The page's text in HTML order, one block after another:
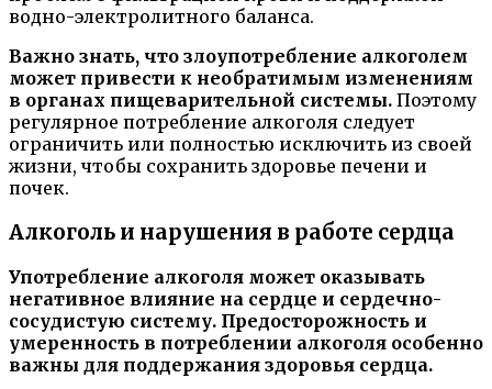
водно-электролитного баланса.
Важно знать, что злоупотребление алкоголем
может привести к необратимым изменениям
в органах пищеварительной системы. Поэтому
регулярное потребление алкоголя следует
ограничить или полностью исключить из своей
жизни, чтобы сохранить здоровье печени и
почек.
Алкоголь и нарушения в работе сердца
Употребление алкоголя может оказывать
негативное влияние на сердце и сердечно-
сосудистую систему. Предосторожность и
умеренность в потреблении алкоголя особенно
важны для поддержания здоровья сердца.